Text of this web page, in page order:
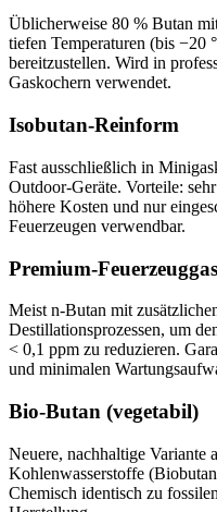
Üblicherweise 80 % Butan
tiefen Temperaturen (bis −20
bereitzustellen. Wird in
Gaskochern verwendet.
Isobutan‑Reinform
Fast ausschließlich in
Outdoor‑Geräte. Vorteile:
höhere Kosten und nur
Feuerzeugen verwendbar.
Meist n‑Butan mit
Destillationsprozessen, um
< 0,1 ppm zu reduzieren.
und minimalen
Bio‑Butan (vegetabil)
Neuere, nachhaltige Variante
Kohlenwasserstoffe
Chemisch identisch zu